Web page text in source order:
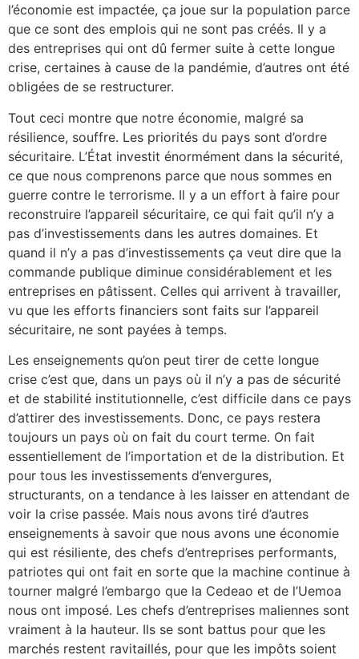
l’économie est impactée, ça joue sur la population parce
que ce sont des emplois qui ne sont pas créés. Il y a
des entreprises qui ont dû fermer suite à cette longue
crise, certaines à cause de la pandémie, d’autres ont été
obligées de se restructurer.
Tout ceci montre que notre économie, malgré sa
résilience, souffre. Les priorités du pays sont d’ordre
sécuritaire. L’État investit énormément dans la sécurité,
ce que nous comprenons parce que nous sommes en
guerre contre le terrorisme. Il y a un effort à faire pour
reconstruire l’appareil sécuritaire, ce qui fait qu’il n’y a
pas d’investissements dans les autres domaines. Et
quand il n’y a pas d’investissements ça veut dire que la
commande publique diminue considérablement et les
entreprises en pâtissent. Celles qui arrivent à travailler,
vu que les efforts financiers sont faits sur l’appareil
sécuritaire, ne sont payées à temps.
Les enseignements qu’on peut tirer de cette longue
crise c’est que, dans un pays où il n’y a pas de sécurité
et de stabilité institutionnelle, c’est difficile dans ce pays
d’attirer des investissements. Donc, ce pays restera
toujours un pays où on fait du court terme. On fait
essentiellement de l’importation et de la distribution. Et
pour tous les investissements d’envergures,
structurants, on a tendance à les laisser en attendant de
voir la crise passée. Mais nous avons tiré d’autres
enseignements à savoir que nous avons une économie
qui est résiliente, des chefs d’entreprises performants,
patriotes qui ont fait en sorte que la machine continue à
tourner malgré l’embargo que la Cedeao et de l’Uemoa
nous ont imposé. Les chefs d’entreprises maliennes sont
vraiment à la hauteur. Ils se sont battus pour que les
marchés restent ravitaillés, pour que les impôts soient